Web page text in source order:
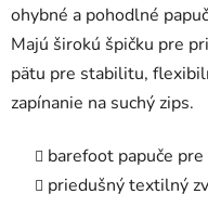
ohybné a pohodlné
Majú širokú špičku pre
pätu pre stabilitu,
zapínanie na suchý zips.
barefoot papuče
priedušný textilný